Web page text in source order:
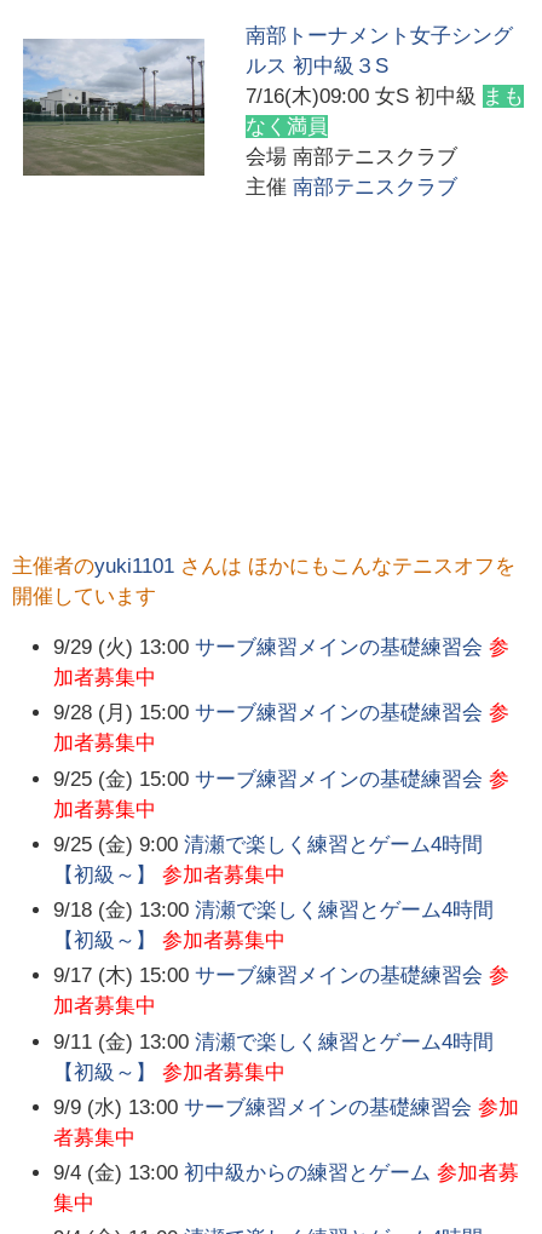
南部トーナメント女子シング
ルス 初中級３S
7/16(木)09:00 女S 初中級 まも
なく満員
会場 南部テニスクラブ
主催 南部テニスクラブ
主催者のyuki1101 さんは ほかにもこんなテニスオフを
開催しています
9/29 (火) 13:00 サーブ練習メインの基礎練習会 参
加者募集中
9/28 (月) 15:00 サーブ練習メインの基礎練習会 参
加者募集中
9/25 (金) 15:00 サーブ練習メインの基礎練習会 参
加者募集中
9/25 (金) 9:00 清瀬で楽しく練習とゲーム4時間
【初級～】
参加者募集中
9/18 (金) 13:00 清瀬で楽しく練習とゲーム4時間
【初級～】
参加者募集中
9/17 (木) 15:00 サーブ練習メインの基礎練習会 参
加者募集中
9/11 (金) 13:00 清瀬で楽しく練習とゲーム4時間
【初級～】
参加者募集中
9/9 (水) 13:00 サーブ練習メインの基礎練習会 参加
者募集中
9/4 (金) 13:00 初中級からの練習とゲーム 参加者募
集中